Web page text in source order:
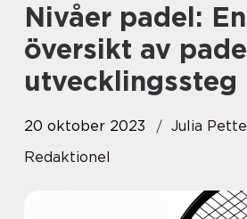
Nivåer padel: En grundlig
översikt av
utvecklingssteg
20 oktober 2023
Julia
Redaktionel